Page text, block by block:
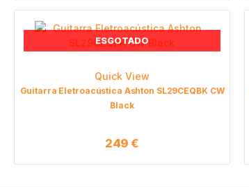
ESGOTADO
Quick View
Guitarra Eletroacústica Ashton SL29CEQBK CW
Black
249€